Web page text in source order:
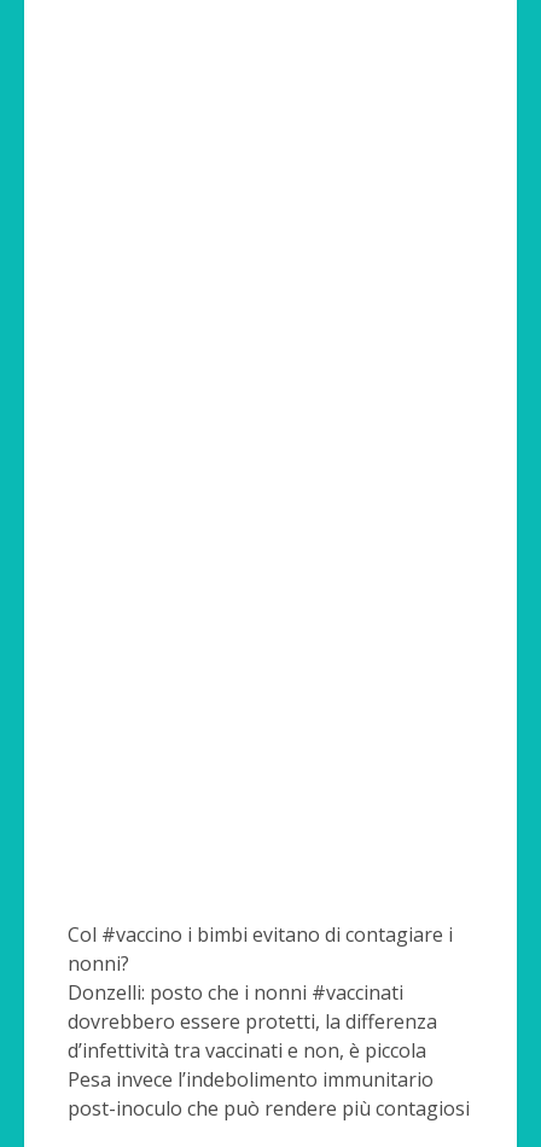
Col #vaccino i bimbi evitano di contagiare i
nonni?
Donzelli: posto che i nonni #vaccinati
dovrebbero essere protetti, la differenza
d’infettività tra vaccinati e non, è piccola
Pesa invece l’indebolimento immunitario
post-inoculo che può rendere più contagiosi